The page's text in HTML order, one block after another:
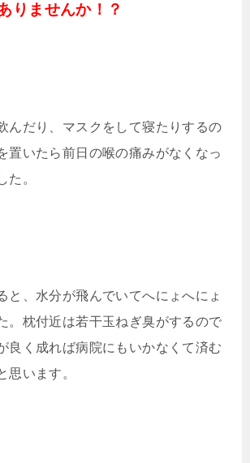
りませんか！？
んだり、マスクをして寝たりするの
置いたら前日の喉の痛みがなくなっ
た。
と、水分が飛んでいてへにょへにょ
。枕付近は若干玉ねぎ臭がするので
良く成れば病院にもいかなくて済む
思います。